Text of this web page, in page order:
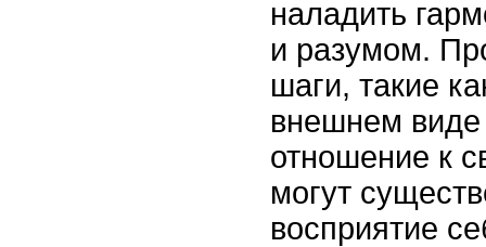
наладить
и разумом.
шаги, такие
внешнем виде
отношение к
могут
восприятие